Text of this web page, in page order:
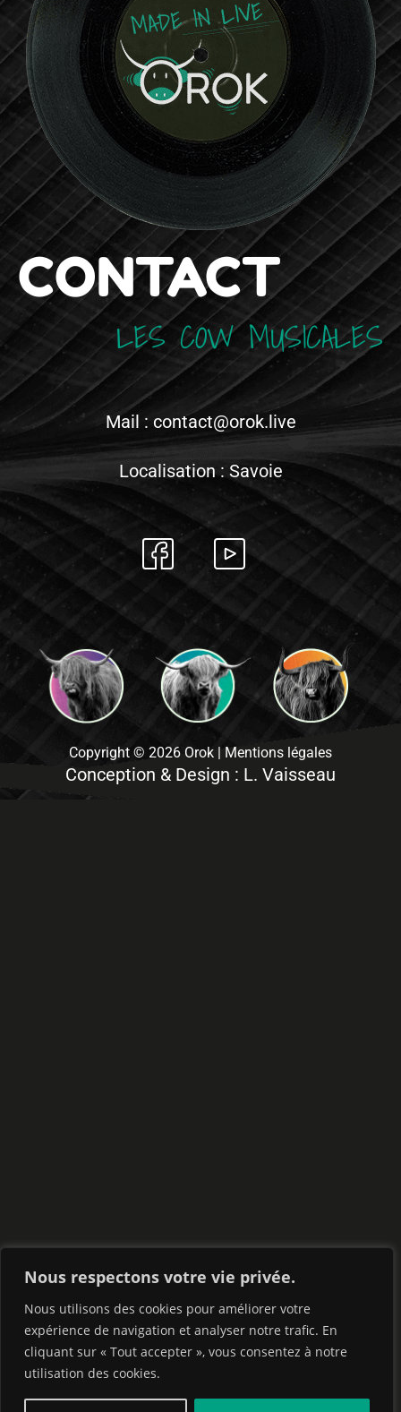
Nous respectons votre vie privée.
Nous utilisons des cookies pour améliorer votre
expérience de navigation et analyser notre trafic. En
cliquant sur « Tout accepter », vous consentez à notre
utilisation des cookies.
CONTACT
LES COW MUSICALES
Mail : contact@orok.live
Localisation : Savoie
Copyright © 2026 Orok | Mentions légales
Conception & Design : L. Vaisseau